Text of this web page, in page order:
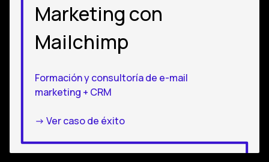
Marketing con
Mailchimp
Formación y consultoría de e-mail
marketing + CRM
-> Ver caso de éxito